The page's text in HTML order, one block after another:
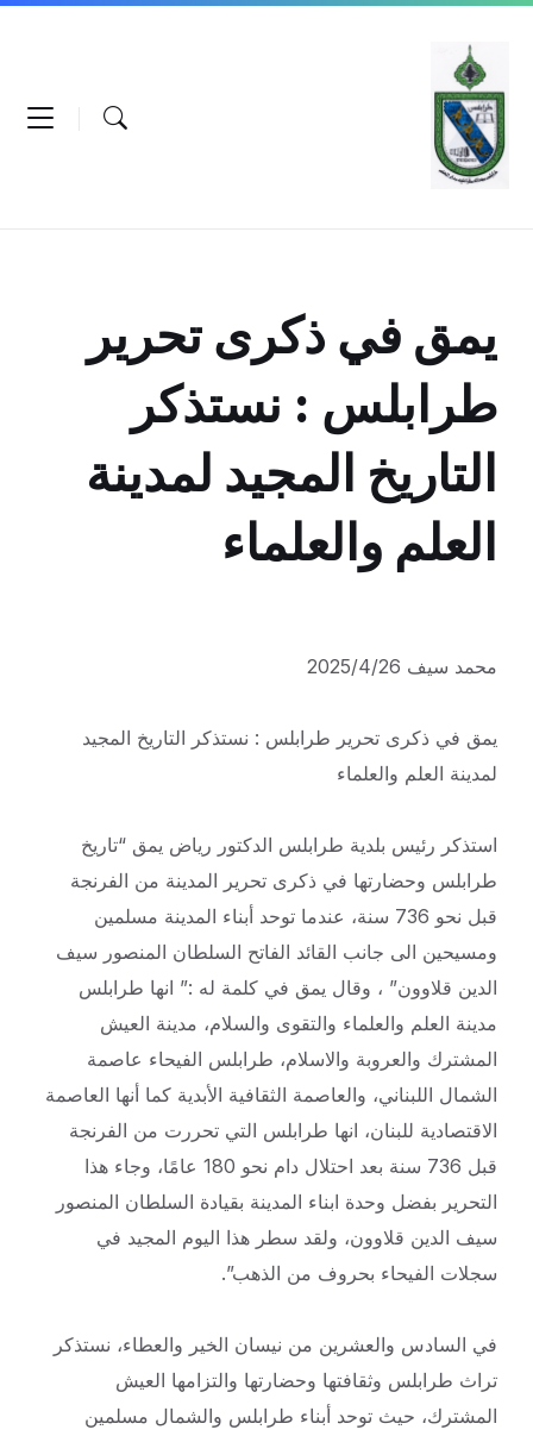
Skip
content
Skip
navigation
Skip
يمق في ذكرى تحرير
طرابلس : نستذكر
التاريخ المجيد لمدينة
العلم والعلماء
محمد سيف 2025/4/26
يمق في ذكرى تحرير طرابلس : نستذكر التاريخ المجيد
لمدينة العلم والعلماء
استذكر رئيس بلدية طرابلس الدكتور رياض يمق “تاريخ
طرابلس وحضارتها في ذكرى تحرير المدينة من الفرنجة
قبل نحو 736 سنة، عندما توحد أبناء المدينة مسلمين
ومسيحين الى جانب القائد الفاتح السلطان المنصور سيف
الدين قلاوون” ، وقال يمق في كلمة له :” انها طرابلس
مدينة العلم والعلماء والتقوى والسلام، مدينة العيش
المشترك والعروبة والاسلام، طرابلس الفيحاء عاصمة
الشمال اللبناني، والعاصمة الثقافية الأبدية كما أنها العاصمة
الاقتصادية للبنان، انها طرابلس التي تحررت من الفرنجة
قبل 736 سنة بعد احتلال دام نحو 180 عامًا، وجاء هذا
التحرير بفضل وحدة ابناء المدينة بقيادة السلطان المنصور
سيف الدين قلاوون، ولقد سطر هذا اليوم المجيد في
سجلات الفيحاء بحروف من الذهب”.
في السادس والعشرين من نيسان الخير والعطاء، نستذكر
تراث طرابلس وثقافتها وحضارتها والتزامها العيش
المشترك، حيث توحد أبناء طرابلس والشمال مسلمين